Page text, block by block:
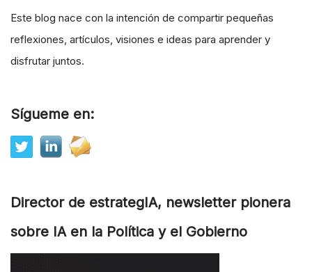
Este blog nace con la intención de compartir pequeñas
reflexiones, artículos, visiones e ideas para aprender y
disfrutar juntos.
Sígueme en:
Director de estrategIA, newsletter pionera
sobre IA en la Política y el Gobierno